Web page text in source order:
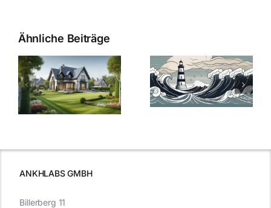
Ähnliche Beiträge
Bauzinsen im
Sturm: Die
aktuelle
Entwicklung
Die Evolution
der
Bauzinsen: Ein
Blick in die
ANKHLABS GMBH
Billerberg 11